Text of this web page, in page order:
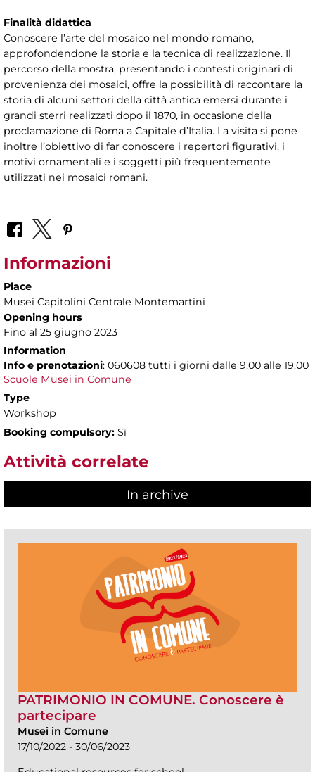
Finalità didattica
Conoscere l’arte del mosaico nel mondo romano,
approfondendone la storia e la tecnica di realizzazione. Il
percorso della mostra, presentando i contesti originari di
provenienza dei mosaici, offre la possibilità di raccontare la
storia di alcuni settori della città antica emersi durante i
grandi sterri realizzati dopo il 1870, in occasione della
proclamazione di Roma a Capitale d’Italia. La visita si pone
inoltre l’obiettivo di far conoscere i repertori figurativi, i
motivi ornamentali e i soggetti più frequentemente
utilizzati nei mosaici romani.
Informazioni
Place
Musei Capitolini Centrale Montemartini
Opening hours
Fino al 25 giugno 2023
Information
Info e prenotazioni: 060608 tutti i giorni dalle 9.00 alle 19.00
Scuole Musei in Comune
Type
Workshop
Booking compulsory: Sì
Attività correlate
In archive
PATRIMONIO IN COMUNE. Conoscere è
partecipare
Musei in Comune
17/10/2022 - 30/06/2023